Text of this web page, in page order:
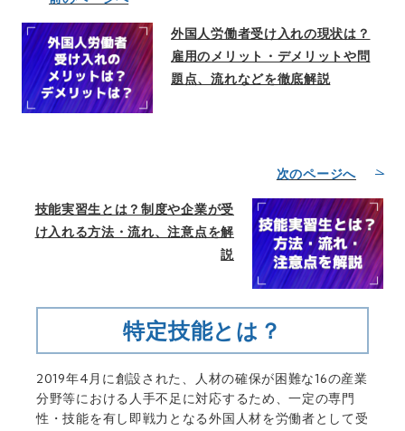
外国人労働者受け入れの現状は？
雇用のメリット・デメリットや問
題点、流れなどを徹底解説
次のページへ
技能実習生とは？制度や企業が受
け入れる方法・流れ、注意点を解
説
特定技能とは？
2019年4月に創設された、人材の確保が困難な16の産業
分野等における人手不足に対応するため、一定の専門
性・技能を有し即戦力となる外国人材を労働者として受